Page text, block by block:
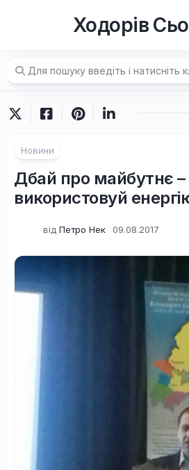
Ходорів
Новини
Дбай про майбутнє –
використовуй
від Петро Нек 09.08.2017